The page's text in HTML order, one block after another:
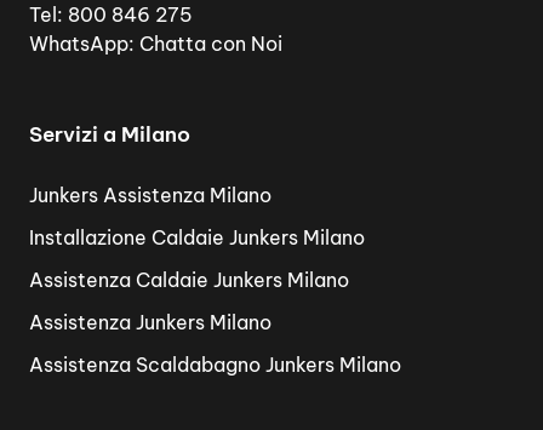
Tel: 800 846 275
WhatsApp: Chatta con Noi
Servizi a Milano
Junkers Assistenza Milano
Installazione Caldaie Junkers Milano
Assistenza Caldaie Junkers Milano
Assistenza Junkers Milano
Assistenza Scaldabagno Junkers Milano